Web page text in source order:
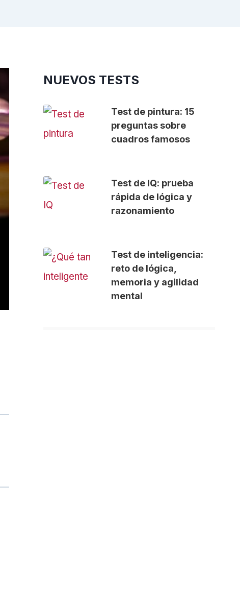
NUEVOS TESTS
Test de pintura: 15
preguntas sobre
cuadros famosos
Test de IQ: prueba
rápida de lógica y
razonamiento
Test de inteligencia:
reto de lógica,
memoria y agilidad
mental